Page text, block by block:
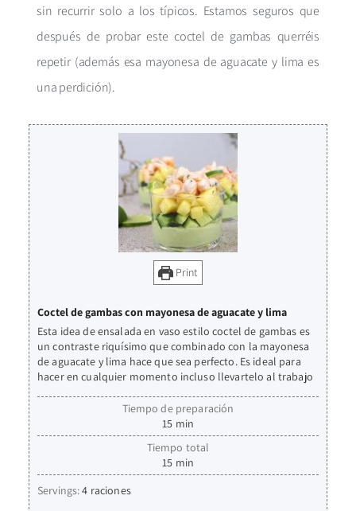
sin recurrir solo a los típicos. Estamos seguros que
después de probar este coctel de gambas querréis
repetir (además esa mayonesa de aguacate y lima es
una perdición).
Print
Coctel de gambas con mayonesa de aguacate y lima
Esta idea de ensalada en vaso estilo coctel de gambas es
un contraste riquísimo que combinado con la mayonesa
de aguacate y lima hace que sea perfecto. Es ideal para
hacer en cualquier momento incluso llevartelo al trabajo
Tiempo de preparación
15 min
Tiempo total
15 min
Servings:4 raciones